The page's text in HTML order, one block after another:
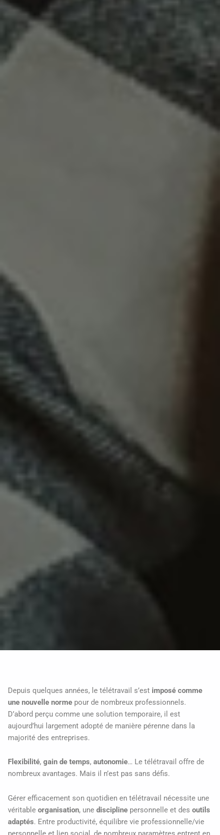
Depuis quelques années, le télétravail s’est imposé comme
une nouvelle norme pour de nombreux professionnels.
D’abord perçu comme une solution temporaire, il est
aujourd’hui largement adopté de manière pérenne dans la
majorité des entreprises.
Flexibilité, gain de temps, autonomie… Le télétravail offre de
nombreux avantages. Mais il n’est pas sans défis.
Gérer efficacement son quotidien en télétravail nécessite une
véritable organisation, une discipline personnelle et des outils
adaptés. Entre productivité, équilibre vie professionnelle/vie